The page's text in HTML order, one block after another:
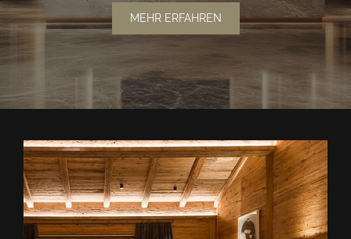
MEHR ERFAHREN